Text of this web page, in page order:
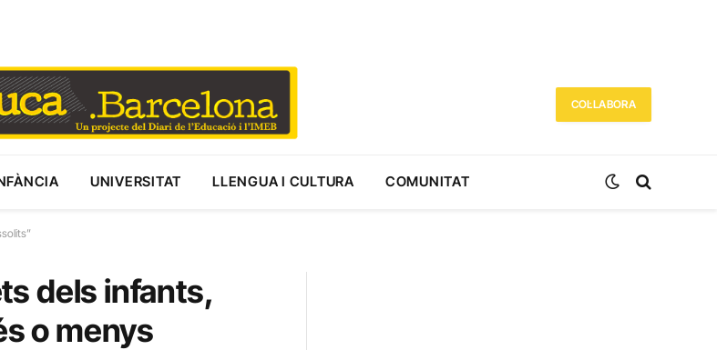
COL·LABORA
UNIVERSITAT LLENGUA I CULTURA COMUNITAT
dels infants,
o menys